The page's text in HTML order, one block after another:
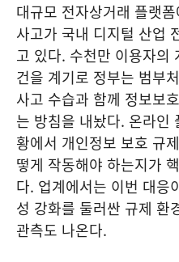
대규모 전자상거래 플랫
사고가 국내 디지털 산업
고 있다. 수천만 이용자의
건을 계기로 정부는 범부
사고 수습과 함께 정보보
는 방침을 내놨다. 온라인
황에서 개인정보 보호 규
떻게 작동해야 하는지가
다. 업계에서는 이번 대응
성 강화를 둘러싼 규제 환
관측도 나온다.